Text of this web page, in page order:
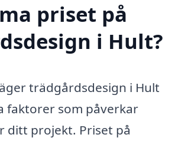
priset på
i Hult?
trädgårdsdesign i Hult
faktorer som påverkar
ditt projekt. Priset på